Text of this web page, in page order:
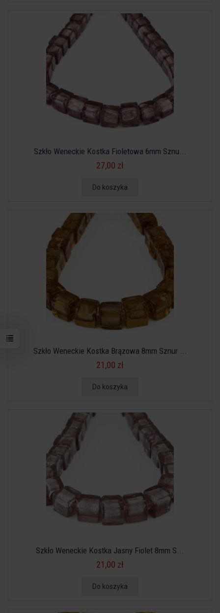
Szkło Weneckie Kostka Fioletowa 6mm Sznu...
27,00 zł
Do koszyka
Szkło Weneckie Kostka Brązowa 8mm Sznur ...
21,00 zł
Do koszyka
Szkło Weneckie Kostka Jasny Fiolet 8mm S...
21,00 zł
Do koszyka